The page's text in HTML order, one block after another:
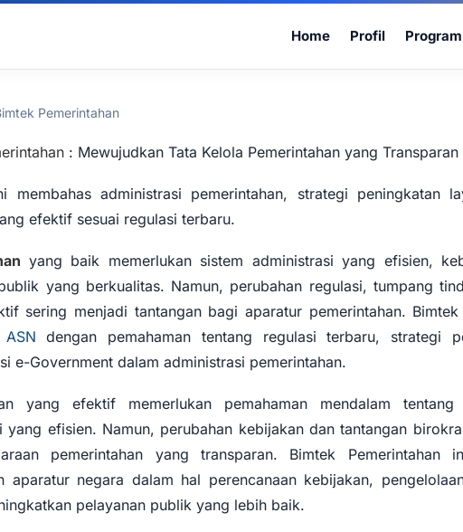
Home Profil
Pemerintahan
: Mewujudkan Tata Kelola Pemerintahan yang
membahas administrasi pemerintahan, strategi peningkatan
efektif sesuai regulasi terbaru.
yang baik memerlukan sistem administrasi yang efisien,
yang berkualitas. Namun, perubahan regulasi, tumpang
sering menjadi tantangan bagi aparatur pemerintahan.
ASN dengan pemahaman tentang regulasi terbaru, strategi
e-Government dalam administrasi pemerintahan.
yang efektif memerlukan pemahaman mendalam
yang efisien. Namun, perubahan kebijakan dan tantangan
pemerintahan yang transparan. Bimtek Pemerintahan
aparatur negara dalam hal perencanaan kebijakan,
pelayanan publik yang lebih baik.